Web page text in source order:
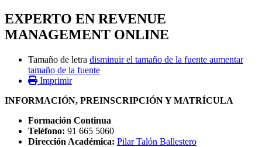
EXPERTO EN REVENUE
MANAGEMENT ONLINE
Tamaño de letra disminuir el tamaño de la fuente aumentar
tamaño de la fuente
Imprimir
INFORMACIÓN, PREINSCRIPCIÓN Y MATRÍCULA
Formación Continua
Teléfono: 91 665 5060
Dirección Académica: Pilar Talón Ballestero